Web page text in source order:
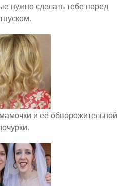
нужно сделать тебе перед
и её обворожительной